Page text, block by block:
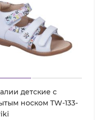
детские с
носком TW-133-